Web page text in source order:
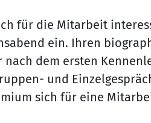
für die Mitarbeit
ein. Ihren
dem ersten
und
sich für eine